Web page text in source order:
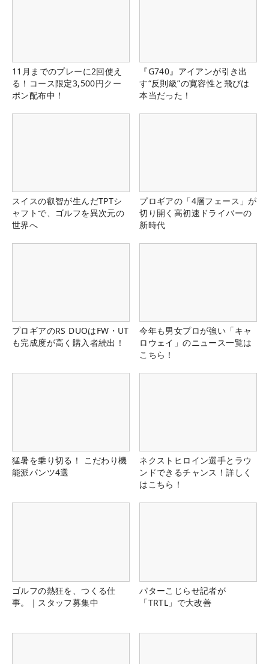
11月までのプレーに2回使え
る！コース限定3,500円クー
ポン配布中！
『G740』アイアンが引き出
す“反則級”の寛容性と飛びは
本当だった！
スイスの叡智が生んだTPTシ
ャフトで、ゴルフを異次元の
世界へ
プロギアの「4層フェース」が
切り開く高初速ドライバーの
新時代
プロギアのRS DUOはFW・UT
も完成度が高く購入者続出！
今年も男女プロが強い「キャ
ロウェイ」のニュース一覧は
こちら！
猛暑を乗り切る！ こだわり機
能派パンツ4選
ネクストヒロイン選手とラウ
ンドできるチャンス！詳しく
はこちら！
ゴルフの熱狂を、つくる仕
事。｜スタッフ募集中
パターこじらせ記者が
「TRTL」で大改善